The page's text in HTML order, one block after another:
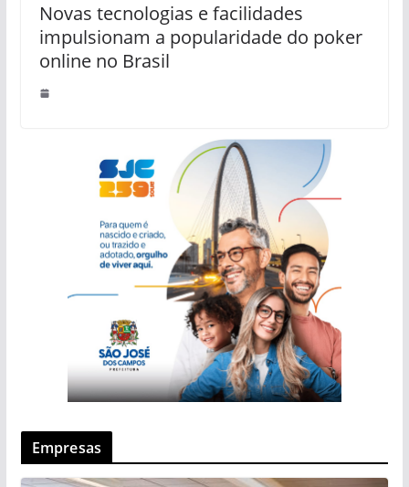
Novas tecnologias e facilidades
impulsionam a popularidade do poker
online no Brasil
Empresas